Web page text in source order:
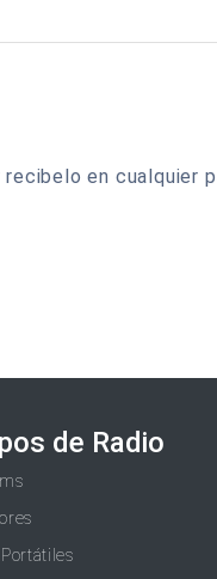
en cualquier
de Radio